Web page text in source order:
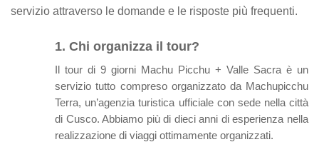
servizio attraverso le domande e le risposte più frequenti.
1. Chi organizza il tour?
Il tour di 9 giorni Machu Picchu + Valle Sacra è un
servizio tutto compreso organizzato da Machupicchu
Terra, un’agenzia turistica ufficiale con sede nella città
di Cusco. Abbiamo più di dieci anni di esperienza nella
realizzazione di viaggi ottimamente organizzati.